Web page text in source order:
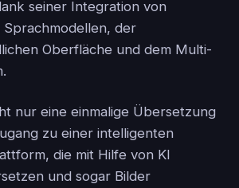
seiner Integration von
der
Oberfläche und dem Multi-
nur eine einmalige Übersetzung
zu einer intelligenten
die mit Hilfe von KI
und sogar Bilder